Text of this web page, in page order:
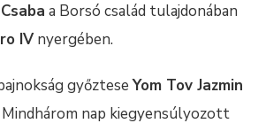
a Borsó család tulajdonában
IVnyergében.
győzteseYom Tov Jazmin
nap kiegyensúlyozott